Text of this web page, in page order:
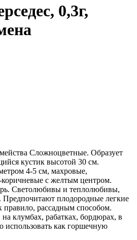
0,3г,
Сложноцветные. Образует
кустик высотой 30 см.
4-5 см, махровые,
с желтым центром.
Светолюбивы и теплолюбивы,
Предпочитают плодородные легкие
рассадным способом.
клумбах, рабатках, бордюрах, в
как горшечную